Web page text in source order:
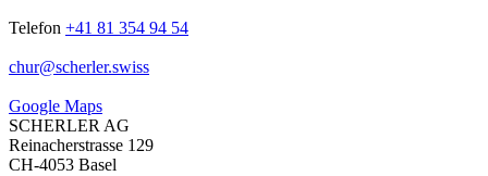
Telefon +41 81 354 94 54
chur@scherler.swiss
Google Maps
SCHERLER AG
Reinacherstrasse 129
CH-4053 Basel